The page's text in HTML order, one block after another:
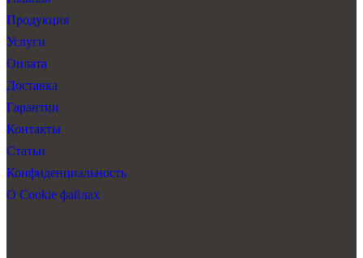
Продукция
Услуги
Оплата
Доставка
Гарантии
Контакты
Статьи
Конфиденциальность
О Cookie файлах